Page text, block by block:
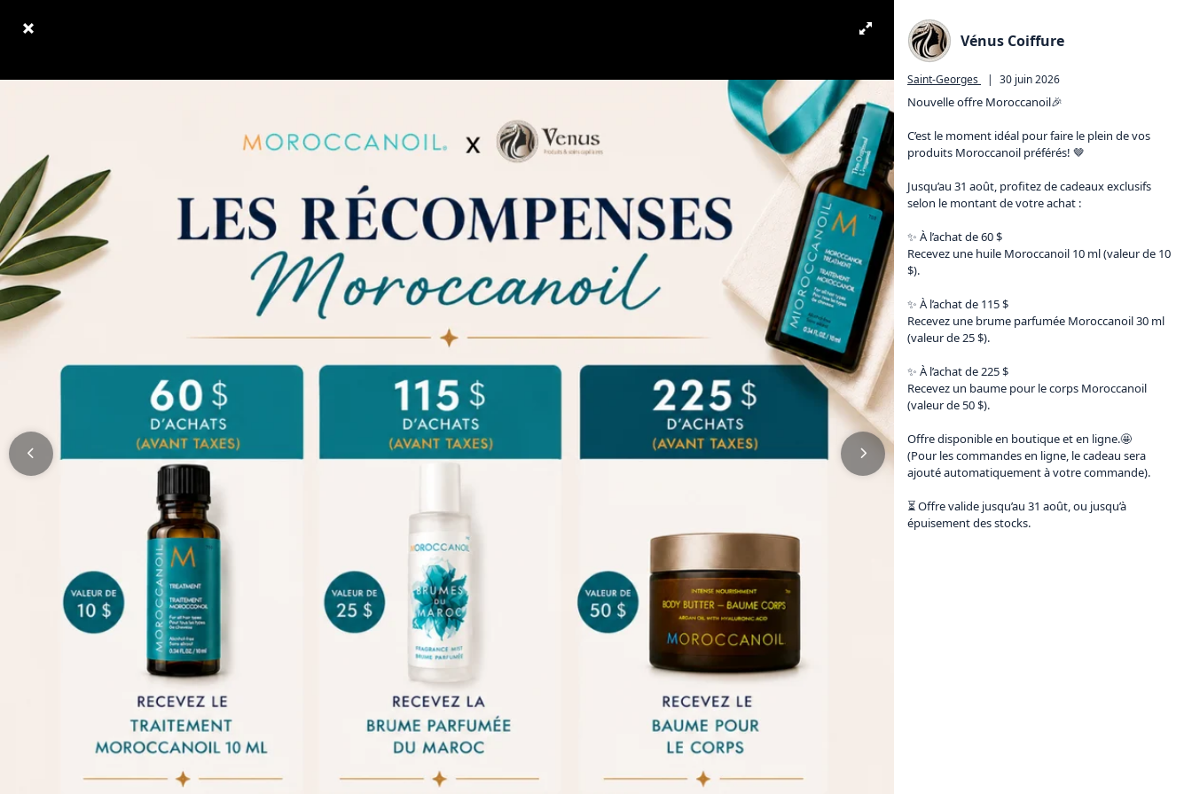
Vénus Coiffure
Saint-Georges | 30 juin 2026
Nouvelle offre Moroccanoil🎉
C’est le moment idéal pour faire le plein de vos
produits Moroccanoil préférés! 🤎
Jusqu’au 31 août, profitez de cadeaux exclusifs
selon le montant de votre achat :
✨ À l’achat de 60 $
Recevez une huile Moroccanoil 10 ml (valeur de 10
$).
✨ À l’achat de 115 $
Recevez une brume parfumée Moroccanoil 30 ml
(valeur de 25 $).
✨ À l’achat de 225 $
Recevez un baume pour le corps Moroccanoil
(valeur de 50 $).
Offre disponible en boutique et en ligne.🤩
(Pour les commandes en ligne, le cadeau sera
ajouté automatiquement à votre commande).
⏳ Offre valide jusqu’au 31 août, ou jusqu’à
épuisement des stocks.